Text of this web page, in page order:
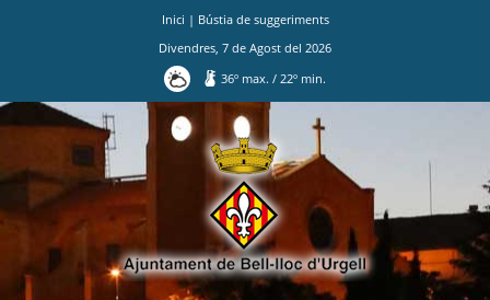
Inici | Bústia de suggeriments
Divendres 7 de Agost del 2026
36º max./ 22º min.